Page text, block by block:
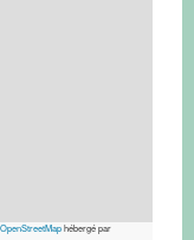
hébergé par